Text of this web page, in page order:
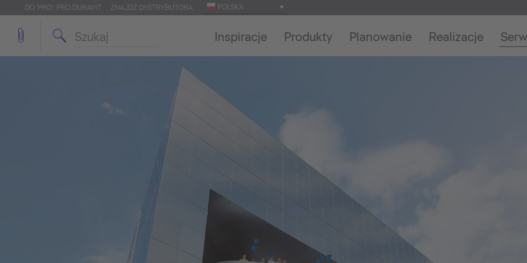
DO 'PRO': PRO.DURAVIT ZNAJDŹ DYSTRYBUTORA POLSKA
Inspiracje Produkty Planowanie Realizacje